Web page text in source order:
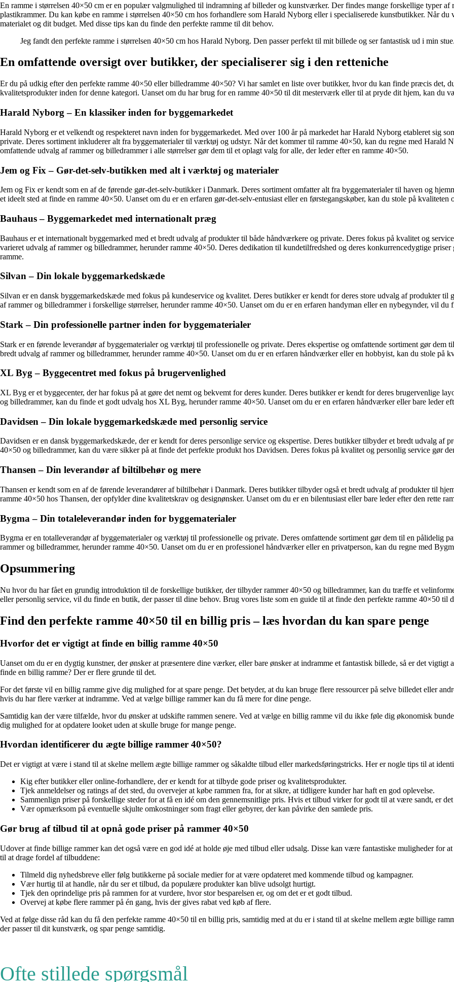
En ramme i størrelsen 40×50 cm er en populær valgmulighed til indramning af billeder og kunstværker. Der findes mange forskellige typer af
plastikrammer. Du kan købe en ramme i størrelsen 40×50 cm hos forhandlere som Harald Nyborg eller i specialiserede kunstbutikker. Når
materialet og dit budget. Med disse tips kan du finde den perfekte ramme til dit behov.
Jeg fandt den perfekte ramme i størrelsen 40×50 cm hos Harald Nyborg. Den passer perfekt til mit billede og ser fantastisk ud i min
En omfattende oversigt over butikker, der specialiserer sig i den retteniche
Er du på udkig efter den perfekte ramme 40×50 eller billedramme 40×50? Vi har samlet en liste over butikker, hvor du kan finde præcis det,
kvalitetsprodukter inden for denne kategori. Uanset om du har brug for en ramme 40×50 til dit mesterværk eller til at pryde dit hjem, kan du
Harald Nyborg – En klassiker inden for byggemarkedet
Harald Nyborg er et velkendt og respekteret navn inden for byggemarkedet. Med over 100 år på markedet har Harald Nyborg etableret sig
private. Deres sortiment inkluderer alt fra byggematerialer til værktøj og udstyr. Når det kommer til ramme 40×50, kan du regne med Harald
omfattende udvalg af rammer og billedrammer i alle størrelser gør dem til et oplagt valg for alle, der leder efter en ramme 40×50.
Jem og Fix – Gør-det-selv-butikken med alt i værktøj og materialer
Jem og Fix er kendt som en af de førende gør-det-selv-butikker i Danmark. Deres sortiment omfatter alt fra byggematerialer til haven og
et ideelt sted at finde en ramme 40×50. Uanset om du er en erfaren gør-det-selv-entusiast eller en førstegangskøber, kan du stole på kvaliteten
Bauhaus – Byggemarkedet med internationalt præg
Bauhaus er et internationalt byggemarked med et bredt udvalg af produkter til både håndværkere og private. Deres fokus på kvalitet og
varieret udvalg af rammer og billedrammer, herunder ramme 40×50. Deres dedikation til kundetilfredshed og deres konkurrencedygtige
ramme.
Silvan – Din lokale byggemarkedskæde
Silvan er en dansk byggemarkedskæde med fokus på kundeservice og kvalitet. Deres butikker er kendt for deres store udvalg af produkter
af rammer og billedrammer i forskellige størrelser, herunder ramme 40×50. Uanset om du er en erfaren handyman eller en nybegynder, vil
Stark – Din professionelle partner inden for byggematerialer
Stark er en førende leverandør af byggematerialer og værktøj til professionelle og private. Deres ekspertise og omfattende sortiment gør
bredt udvalg af rammer og billedrammer, herunder ramme 40×50. Uanset om du er en erfaren håndværker eller en hobbyist, kan du stole på
XL Byg – Byggecentret med fokus på brugervenlighed
XL Byg er et byggecenter, der har fokus på at gøre det nemt og bekvemt for deres kunder. Deres butikker er kendt for deres brugervenlige
og billedrammer, kan du finde et godt udvalg hos XL Byg, herunder ramme 40×50. Uanset om du er en erfaren håndværker eller bare leder
Davidsen – Din lokale byggemarkedskæde med personlig service
Davidsen er en dansk byggemarkedskæde, der er kendt for deres personlige service og ekspertise. Deres butikker tilbyder et bredt udvalg af
40×50 og billedrammer, kan du være sikker på at finde det perfekte produkt hos Davidsen. Deres fokus på kvalitet og personlig service gør
Thansen – Din leverandør af biltilbehør og mere
Thansen er kendt som en af de førende leverandører af biltilbehør i Danmark. Deres butikker tilbyder også et bredt udvalg af produkter til
ramme 40×50 hos Thansen, der opfylder dine kvalitetskrav og designønsker. Uanset om du er en bilentusiast eller bare leder efter den rette
Bygma – Din totaleleverandør inden for byggematerialer
Bygma er en totalleverandør af byggematerialer og værktøj til professionelle og private. Deres omfattende sortiment gør dem til en pålidelig
rammer og billedrammer, herunder ramme 40×50. Uanset om du er en professionel håndværker eller en privatperson, kan du regne med
Opsummering
Nu hvor du har fået en grundig introduktion til de forskellige butikker, der tilbyder rammer 40×50 og billedrammer, kan du træffe et
eller personlig service, vil du finde en butik, der passer til dine behov. Brug vores liste som en guide til at finde den perfekte ramme 40×50
Find den perfekte ramme 40×50 til en billig pris – læs hvordan du kan spare penge
Hvorfor det er vigtigt at finde en billig ramme 40×50
Uanset om du er en dygtig kunstner, der ønsker at præsentere dine værker, eller bare ønsker at indramme et fantastisk billede, så er det
finde en billig ramme? Der er flere grunde til det.
For det første vil en billig ramme give dig mulighed for at spare penge. Det betyder, at du kan bruge flere ressourcer på selve billedet eller
hvis du har flere værker at indramme. Ved at vælge billige rammer kan du få mere for dine penge.
Samtidig kan der være tilfælde, hvor du ønsker at udskifte rammen senere. Ved at vælge en billig ramme vil du ikke føle dig økonomisk
dig mulighed for at opdatere looket uden at skulle bruge for mange penge.
Hvordan identificerer du ægte billige rammer 40×50?
Det er vigtigt at være i stand til at skelne mellem ægte billige rammer og såkaldte tilbud eller markedsføringstricks. Her er nogle tips til at
Kig efter butikker eller online-forhandlere, der er kendt for at tilbyde gode priser og kvalitetsprodukter.
Tjek anmeldelser og ratings af det sted, du overvejer at købe rammen fra, for at sikre, at tidligere kunder har haft en god oplevelse.
Sammenlign priser på forskellige steder for at få en idé om den gennemsnitlige pris. Hvis et tilbud virker for godt til at være sandt, er
Vær opmærksom på eventuelle skjulte omkostninger som fragt eller gebyrer, der kan påvirke den samlede pris.
Gør brug af tilbud til at opnå gode priser på rammer 40×50
Udover at finde billige rammer kan det også være en god idé at holde øje med tilbud eller udsalg. Disse kan være fantastiske muligheder for
til at drage fordel af tilbuddene:
Tilmeld dig nyhedsbreve eller følg butikkerne på sociale medier for at være opdateret med kommende tilbud og kampagner.
Vær hurtig til at handle, når du ser et tilbud, da populære produkter kan blive udsolgt hurtigt.
Tjek den oprindelige pris på rammen for at vurdere, hvor stor besparelsen er, og om det er et godt tilbud.
Overvej at købe flere rammer på én gang, hvis der gives rabat ved køb af flere.
Ved at følge disse råd kan du få den perfekte ramme 40×50 til en billig pris, samtidig med at du er i stand til at skelne mellem ægte billige
der passer til dit kunstværk, og spar penge samtidig.
Ofte stillede spørgsmål